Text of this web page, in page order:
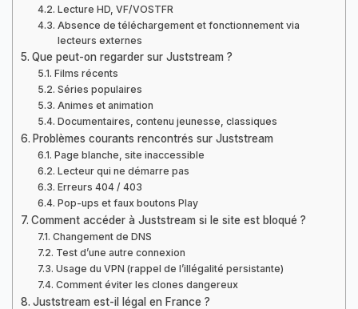
Lecture HD, VF/VOSTFR
Absence de téléchargement et fonctionnement via
lecteurs externes
Que peut-on regarder sur Juststream ?
Films récents
Séries populaires
Animes et animation
Documentaires, contenu jeunesse, classiques
Problèmes courants rencontrés sur Juststream
Page blanche, site inaccessible
Lecteur qui ne démarre pas
Erreurs 404 / 403
Pop-ups et faux boutons Play
Comment accéder à Juststream si le site est bloqué ?
Changement de DNS
Test d’une autre connexion
Usage du VPN (rappel de l’illégalité persistante)
Comment éviter les clones dangereux
Juststream est-il légal en France ?